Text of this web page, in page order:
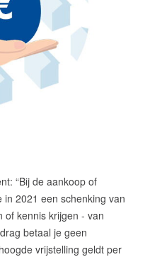
“Bij de aankoop of
2021 een schenking van
of kennis krijgen - van
betaal je geen
vrijstelling geldt per